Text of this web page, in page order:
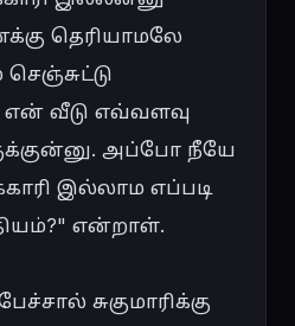
தெரியாமலே
என் வீடு எவ்வளவு
அப்போ நீயே
இல்லாம எப்படி
என்றாள்.
சுகுமாரிக்கு